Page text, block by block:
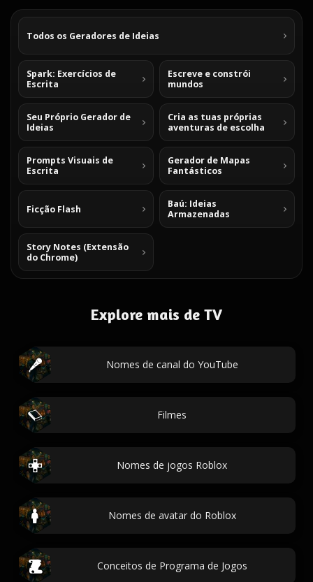
Todos os Geradores de Ideias
Spark: Exercícios de
Escrita
Escreve e constrói
mundos
Seu Próprio Gerador de
Ideias
Cria as tuas próprias
aventuras de escolha
Prompts Visuais de
Escrita
Gerador de Mapas
Fantásticos
Ficção Flash
Baú: Ideias
Armazenadas
Story Notes (Extensão
do Chrome)
Explore mais de TV
Nomes de canal do YouTube
Filmes
Nomes de jogos Roblox
Nomes de avatar do Roblox
Conceitos de Programa de Jogos